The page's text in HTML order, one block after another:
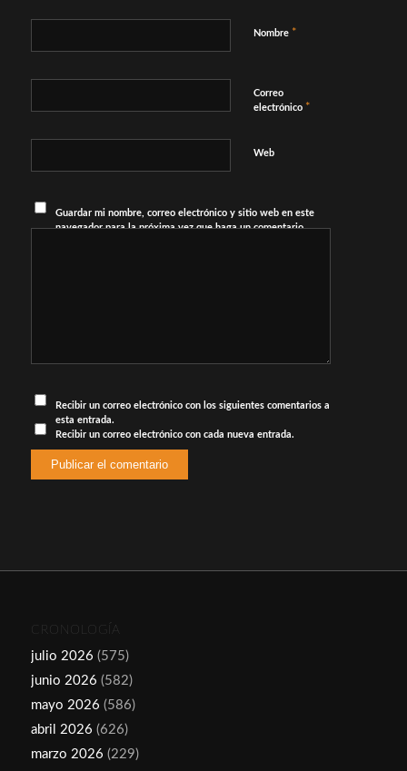
Nombre *
Correo
electrónico *
Web
Guardar mi nombre, correo electrónico y sitio web en este
navegador para la próxima vez que haga un comentario.
Recibir un correo electrónico con los siguientes comentarios a
esta entrada.
Recibir un correo electrónico con cada nueva entrada.
CRONOLOGÍA
julio 2026 (575)
junio 2026 (582)
mayo 2026 (586)
abril 2026 (626)
marzo 2026 (229)